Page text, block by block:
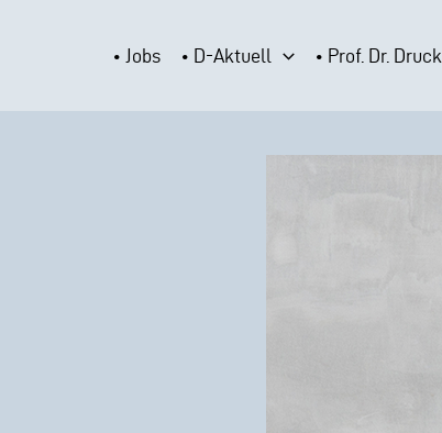
• Jobs • D-Aktuell • Prof. Dr. Druck